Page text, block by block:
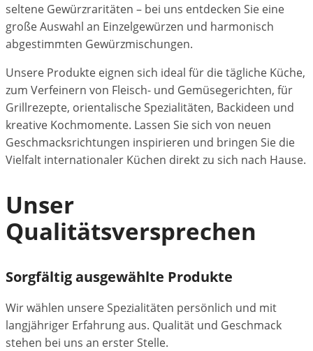
seltene Gewürzraritäten – bei uns entdecken Sie eine
große Auswahl an Einzelgewürzen und harmonisch
abgestimmten Gewürzmischungen.
Unsere Produkte eignen sich ideal für die tägliche Küche,
zum Verfeinern von Fleisch- und Gemüsegerichten, für
Grillrezepte, orientalische Spezialitäten, Backideen und
kreative Kochmomente. Lassen Sie sich von neuen
Geschmacksrichtungen inspirieren und bringen Sie die
Vielfalt internationaler Küchen direkt zu sich nach Hause.
Unser
Qualitätsversprechen
Sorgfältig ausgewählte Produkte
Wir wählen unsere Spezialitäten persönlich und mit
langjähriger Erfahrung aus. Qualität und Geschmack
stehen bei uns an erster Stelle.